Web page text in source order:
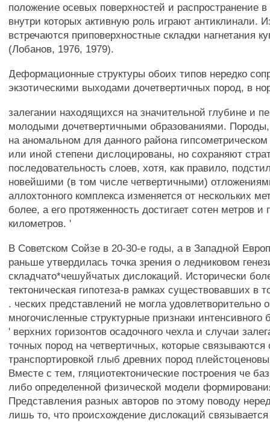
положение осевых поверхностей и распространение в
внутри которых активную роль играют антиклинали.
встречаются приповерхностные складки нагнетания
(Лобанов, 1976, 1979).
Деформационные структуры обоих типов нередко
экзотическими выходами дочетвертичных пород, в
залегании находящихся на значительной глубине и
молодыми дочетвертичными образованиями. Породы,
на аномальном для данного района
или иной степени дислоцированы, но сохраняют
последовательность слоев, хотя, как правило,
новейшими (в том числе четвертичными)
аллохтонного комплекса изменяется от нескольких
более, а его протяженность достигает сотен метров и
километров. '
В Советском Сойзе в 20-30-е годы, а в Западной
раньше утвердилась точка зрения о ледниковом
складчато*чешуйчатых дислокаций. Исторически
тектоническая гипотеза-в рамках существовавших в
. ческих представлений не могла удовлетворительно
многочисленные структурные признаки интенсивного
' верхних горизонтов осадочного чехла и случаи
точных пород на четвертичных, которые
транспортировкой глыб древних пород
Вместе с тем, гляциотектонические построения че
либо определенной физической модели
Представления разных авторов по этому поводу
лишь то, что происхождение дислокаций